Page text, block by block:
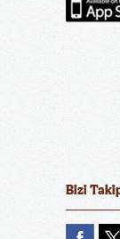
Bizi